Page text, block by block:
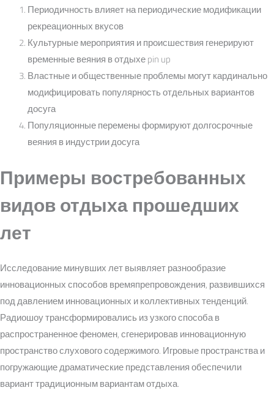
Периодичность влияет на периодические модификации
рекреационных вкусов
Культурные мероприятия и происшествия генерируют
временные веяния в отдыхе pin up
Властные и общественные проблемы могут кардинально
модифицировать популярность отдельных вариантов
досуга
Популяционные перемены формируют долгосрочные
веяния в индустрии досуга
Примеры востребованных
видов отдыха прошедших
лет
Исследование минувших лет выявляет разнообразие
инновационных способов времяпрепровождения, развившихся
под давлением инновационных и коллективных тенденций.
Радиошоу трансформировались из узкого способа в
распространенное феномен, сгенерировав инновационную
пространство слухового содержимого. Игровые пространства и
погружающие драматические представления обеспечили
вариант традиционным вариантам отдыха.